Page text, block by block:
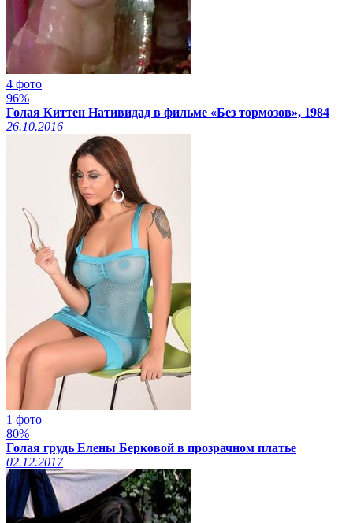
4 фото
96%
Голая Киттен Нативидад в фильме «Без тормозов», 1984
26.10.2016
1 фото
80%
Голая грудь Елены Берковой в прозрачном платье
02.12.2017